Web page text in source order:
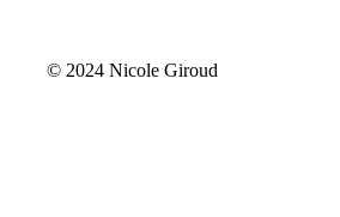
© 2024 Nicole Giroud